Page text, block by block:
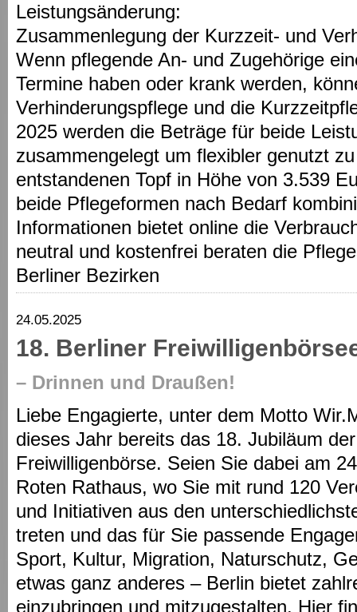
Leistungsänderung:
Zusammenlegung der Kurzzeit- und
Wenn pflegende An- und Zugehörige
Termine haben oder krank werden,
Verhinderungspflege und die
2025 werden die Beträge für beide
zusammengelegt um flexibler genutzt
entstandenen Topf in Höhe von 3.539
beide Pflegeformen nach Bedarf
Informationen bietet online die
neutral und kostenfrei beraten die
Berliner Bezirken
24.05.2025
18. Berliner
– Drinnen und Draußen!
Liebe Engagierte, unter dem Motto
dieses Jahr bereits das 18. Jubiläum
Freiwilligenbörse. Seien Sie dabei am
Roten Rathaus, wo Sie mit rund 120
und Initiativen aus den
treten und das für Sie passende
Sport, Kultur, Migration, Naturschutz,
etwas ganz anderes – Berlin bietet
einzubringen und mitzugestalten. Hier